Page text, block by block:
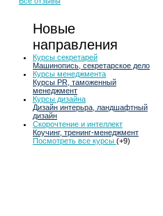
Новые
направления
Курсы секретарей
Машинопись, секретарское дело
Курсы менеджмента
Курсы PR, таможенный
менеджмент
Курсы дизайна
Дизайн интерьра, ландшафтный
дизайн
Скорочтение и интеллект
Коучинг, тренинг-менеджмент
Посмотреть все курсы (+9)